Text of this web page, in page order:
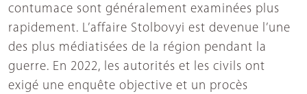
contumace sont généralement examinées plus
rapidement. L’affaire Stolbovyi est devenue l’une
des plus médiatisées de la région pendant la
guerre. En 2022, les autorités et les civils ont
exigé une enquête objective et un procès